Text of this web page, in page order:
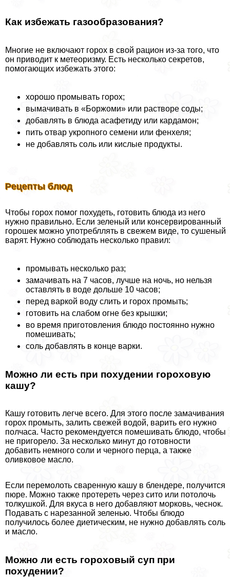
Как избежать газообразования?
Многие не включают горох в свой рацион из-за того, что
он приводит к метеоризму. Есть несколько секретов,
помогающих избежать этого:
хорошо промывать горох;
вымачивать в «Боржоми» или растворе соды;
добавлять в блюда асафетиду или кардамон;
пить отвар укропного семени или фенхеля;
не добавлять соль или кислые продукты.
Рецепты блюд
Чтобы горох помог похудеть, готовить блюда из него
нужно правильно. Если зеленый или консервированный
горошек можно употрeбллять в свежем виде, то сушеный
варят. Нужно соблюдать несколько правил:
промывать несколько раз;
замачивать на 7 часов, лучше на ночь, но нельзя
оставлять в воде дольше 10 часов;
перед варкой воду слить и горох промыть;
готовить на слабом огне без крышки;
во время приготовления блюдо постоянно нужно
помешивать;
соль добавлять в конце варки.
Можно ли есть при похудении гороховую
кашу?
Кашу готовить легче всего. Для этого после замачивания
горох промыть, залить свежей водой, варить его нужно
полчаса. Часто рекомендуется помешивать блюдо, чтобы
не пригорело. За несколько минут до готовности
добавить немного соли и черного перца, а также
оливковое масло.
Если перемолоть сваренную кашу в блендере, получится
пюре. Можно также протереть через сито или потолочь
толкушкой. Для вкуса в него добавляют морковь, чеснок.
Подавать с нарезанной зеленью. Чтобы блюдо
получилось более диетическим, не нужно добавлять соль
и масло.
Можно ли есть гороховый суп при
похудении?